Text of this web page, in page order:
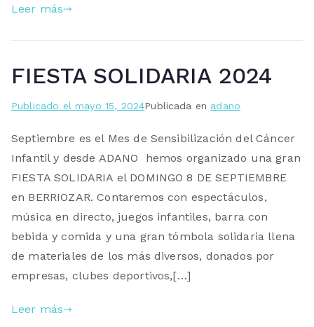
Leer más
FIESTA SOLIDARIA 2024
Publicado elmayo 15, 2024Publicada en adano
Septiembre es el Mes de Sensibilización del Cáncer
Infantil y desde ADANO hemos organizado una gran
FIESTA SOLIDARIA el DOMINGO 8 DE SEPTIEMBRE
en BERRIOZAR. Contaremos con espectáculos,
música en directo, juegos infantiles, barra con
bebida y comida y una gran tómbola solidaria llena
de materiales de los más diversos, donados por
empresas, clubes deportivos,[…]
Leer más